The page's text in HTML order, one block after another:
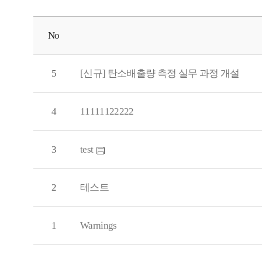
No
5 [신규] 탄소배출량 측정 실무 과정 개설
4 11111122222
3 test
2 테스트
1 Warnings